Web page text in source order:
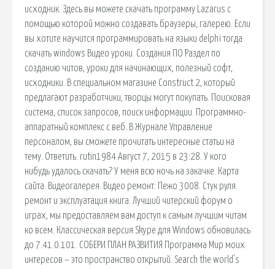
исходник. Здесь вы можете скачать программу Lazarus с
помощью которой можно создавать браузеры, галерею. Если
вы хотите научится программировать на языки delphi тогда
скачать windows Видео уроки. Создания ПО Раздел по
созданию читов, уроки для начинающих, полезный софт,
исходники. В специальном магазине Construct 2, который
предлагают разработчики, творцы могут покупать. Поисковая
сиcтема, список запросов, поиск информации. Программно-
аппаратный комплекс с веб. В Журнале Управление
персоналом, вы сможете прочитать интересные статьи на
тему. Ответить. rutin1984 Август 7, 2015 в 23:28. У кого
нибудь удалось скачать? У меня всю ночь на закачке. Карта
сайта. Видеогалерея. Видео ремонт: Пежо 3008. Стук руля.
ремонт и эксплуатация книга. Лучший читерский форум о
играх, мы предоставляем вам доступ к самым лучшим читам
ко всем. Классическая версия Skype для Windows обновилась
до 7.41.0.101. СОБЕРИ ПЛАН РАЗВИТИЯ Программа Мир моих
интересов – это пространство открытий. Search the world's